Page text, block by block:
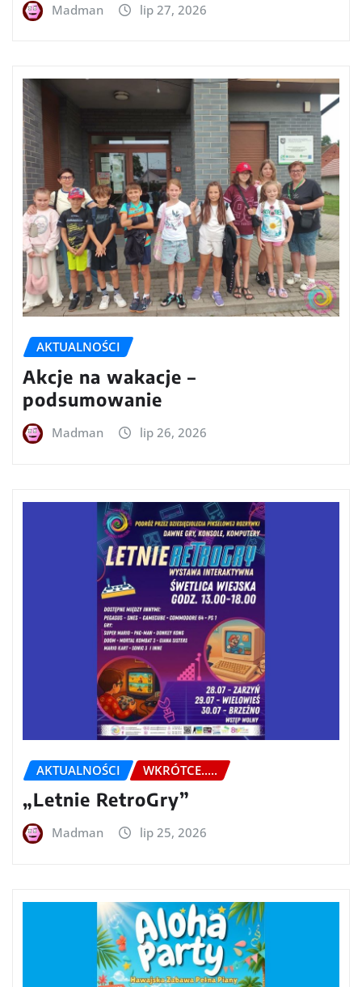
Madman lip 27, 2026
AKTUALNOŚCI
Akcje na wakacje –
podsumowanie
Madman lip 26, 2026
AKTUALNOŚCI WKRÓTCE.....
„Letnie RetroGry”
Madman lip 25, 2026